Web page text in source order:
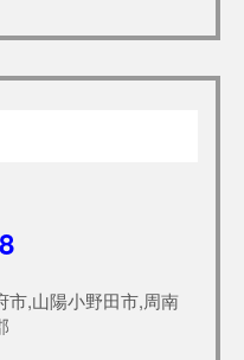
市,山陽小野田市,周南